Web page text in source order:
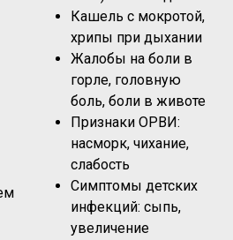
Кашель с мокротой,
хрипы при дыхании
Жалобы на боли в
горле, головную
боль, боли в животе
Признаки ОРВИ:
насморк, чихание,
слабость
Симптомы детских
инфекций: сыпь,
увеличение